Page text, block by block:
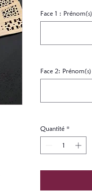
Face 1 : Prénom(s)
Face 2:
Quantité *